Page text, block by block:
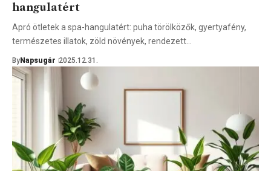
hangulatért
Apró ötletek a spa-hangulatért: puha törölközők, gyertyafény,
természetes illatok, zöld növények, rendezett…
By Napsugár 2025.12.31.